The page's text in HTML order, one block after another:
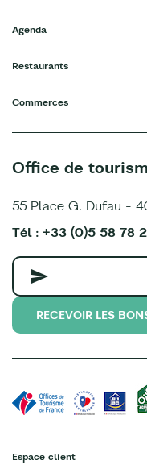
Agenda
Restaurants
Commerces
Office de
55 Place G. Dufau -
Tél : +33 (0)5 58 78
RECEVOIR LES
Espace client